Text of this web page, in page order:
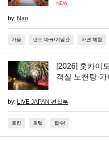
NEW
by: Nao
가을 랜드 마크/기념관 자연 체험
[2026] 홋카이
객실 노천탕·
by: LIVE JAPAN 편집부
료칸 호텔 필수!